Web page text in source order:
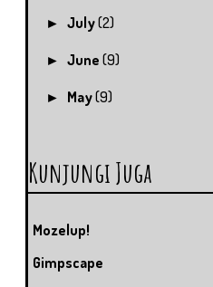
►July(2)
►June(9)
► May(9)
Kunjungi Juga
Mozelup!
Gimpscape